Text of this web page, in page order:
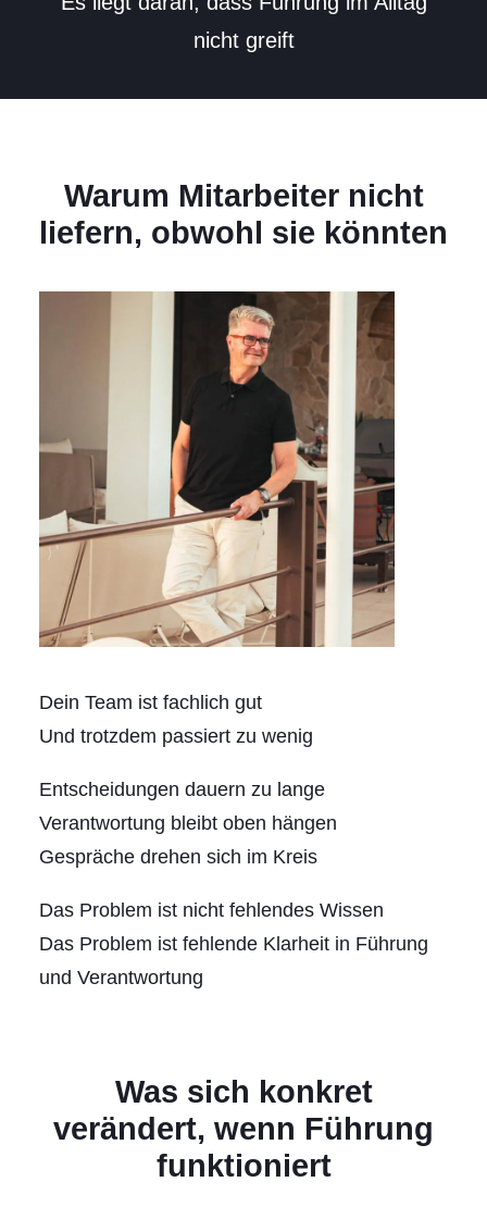
nicht greift
Warum Mitarbeiter nicht
liefern, obwohl sie könnten
Dein Team ist fachlich gut
Und trotzdem passiert zu wenig
Entscheidungen dauern zu lange
Verantwortung bleibt oben hängen
Gespräche drehen sich im Kreis
Das Problem ist nicht fehlendes Wissen
Das Problem ist fehlende Klarheit in Führung
und Verantwortung
Was sich konkret
verändert, wenn Führung
funktioniert